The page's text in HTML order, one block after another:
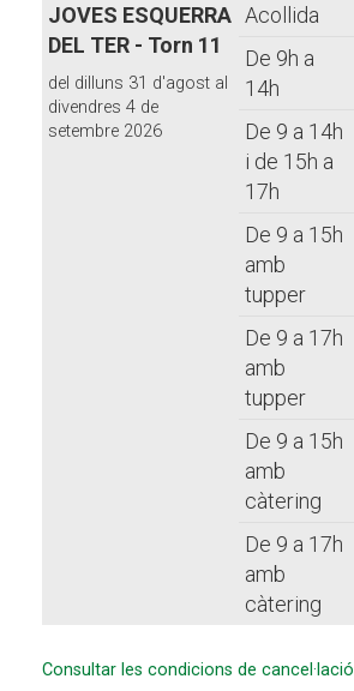
JOVES ESQUERRA
DEL TER - Torn 11
del dilluns 31 d'agost al
divendres 4 de
setembre 2026
Acollida
De 9h a
14h
De 9 a 14h
i de 15h a
17h
De 9 a 15h
amb
tupper
De 9 a 17h
amb
tupper
De 9 a 15h
amb
càtering
De 9 a 17h
amb
càtering
Consultar les condicions de cancel·lació